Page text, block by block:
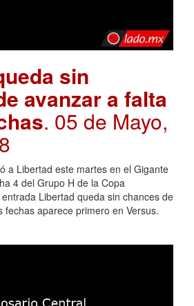
sin
avanzar a falta
. 05 de Mayo,
a Libertad este martes en el Gigante
4 del Grupo H de la Copa
Libertad queda sin chances de
fechas aparece primero en Versus.